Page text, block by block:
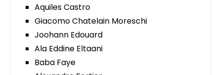
Aquiles Castro
Giacomo Chatelain Moreschi
Joohann Edouard
Ala Eddine Eltaani
Baba Faye